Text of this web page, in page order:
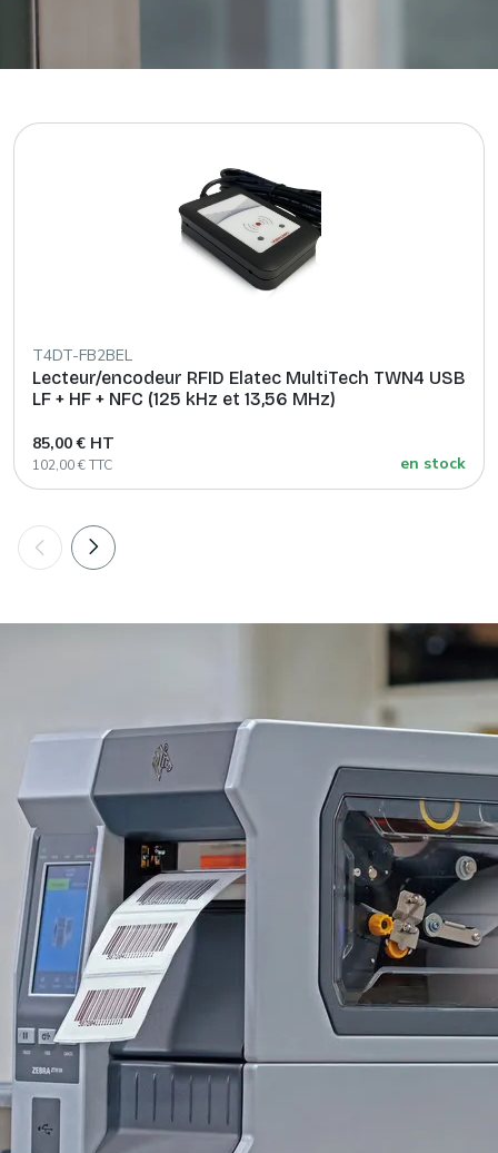
T4DT-FB2BEL
Lecteur/encodeur RFID Elatec MultiTech TWN4 USB
LF + HF + NFC (125 kHz et 13,56 MHz)
85,00 € HT
102,00 € TTC en stock